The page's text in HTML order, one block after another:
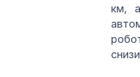
км,